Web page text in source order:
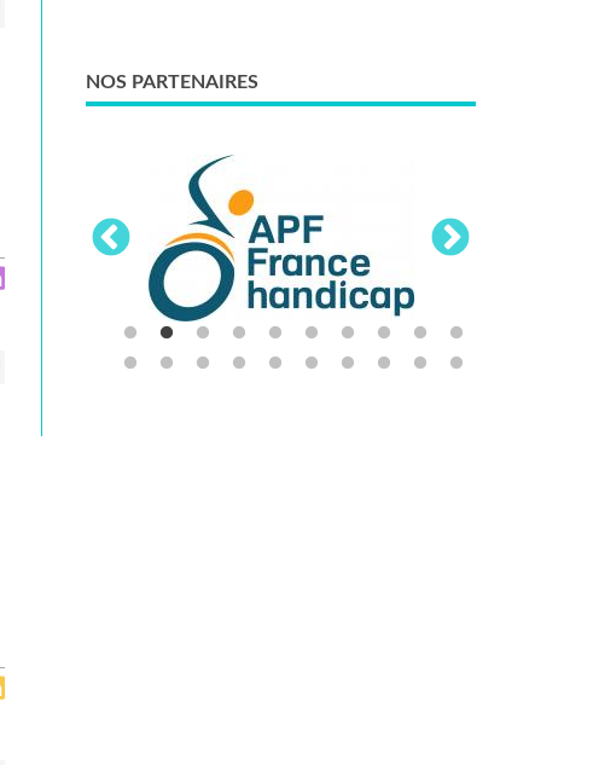
NOS PARTENAIRES